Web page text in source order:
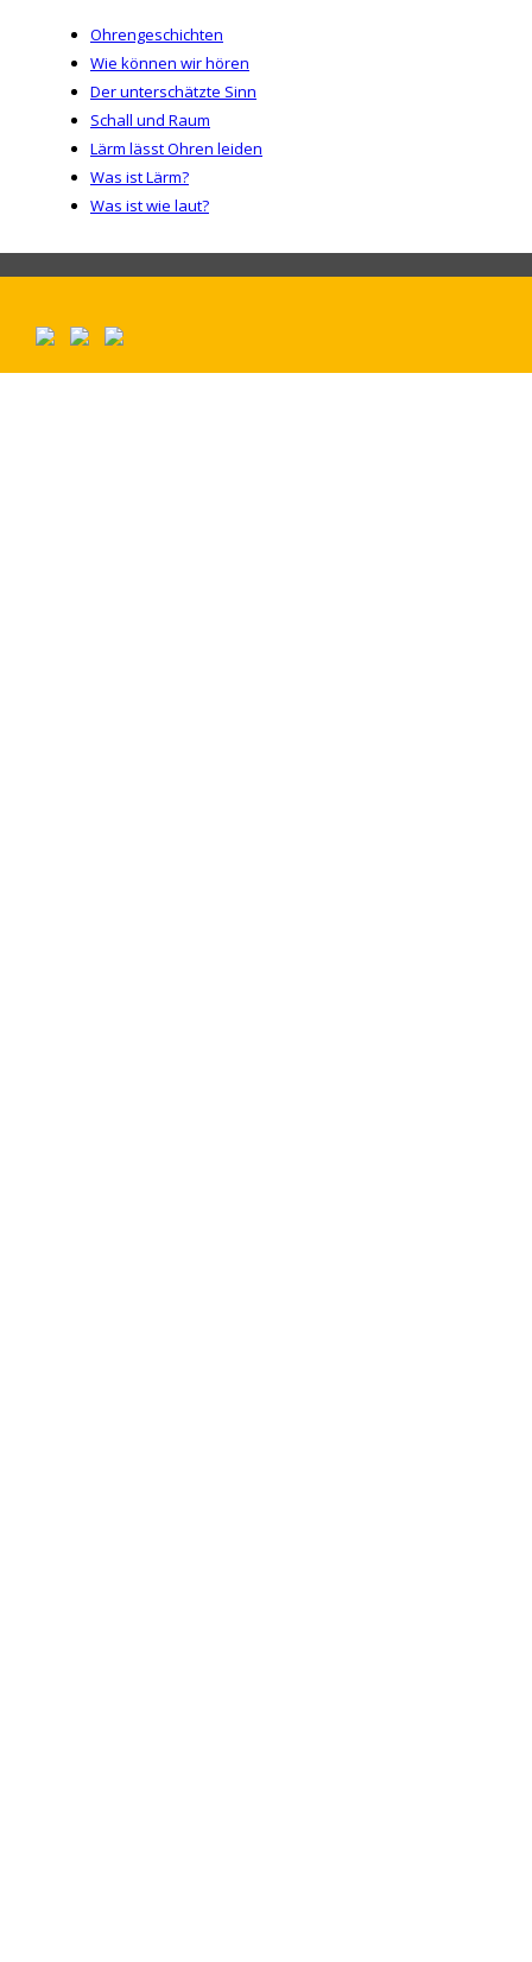
Ohrengeschichten
Wie können wir hören
Der unterschätzte Sinn
Schall und Raum
Lärm lässt Ohren leiden
Was ist Lärm?
Was ist wie laut?